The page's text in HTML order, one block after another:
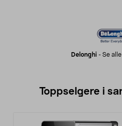
Delonghi- Se
Toppselgere i